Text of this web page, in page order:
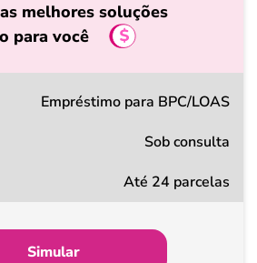
melhores soluções
para você
Empréstimo para BPC/LOAS
Sob consulta
Até 24 parcelas
Simular